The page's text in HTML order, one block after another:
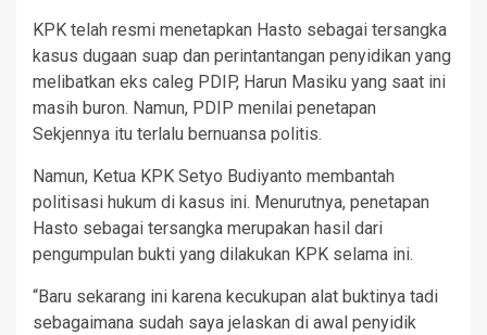
KPK telah resmi menetapkan Hasto sebagai tersangka
kasus dugaan suap dan perintantangan penyidikan yang
melibatkan eks caleg PDIP, Harun Masiku yang saat ini
masih buron. Namun, PDIP menilai penetapan
Sekjennya itu terlalu bernuansa politis.
Namun, Ketua KPK Setyo Budiyanto membantah
politisasi hukum di kasus ini. Menurutnya, penetapan
Hasto sebagai tersangka merupakan hasil dari
pengumpulan bukti yang dilakukan KPK selama ini.
“Baru sekarang ini karena kecukupan alat buktinya tadi
sebagaimana sudah saya jelaskan di awal penyidik